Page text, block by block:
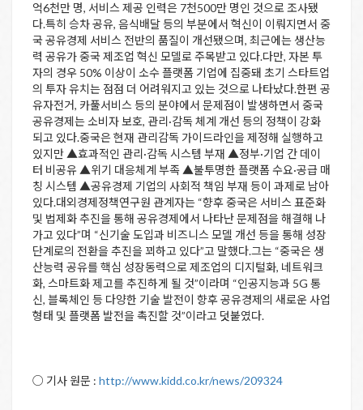
억6천만 명, 서비스 제공 인력은 7천500만 명인 것으로 조사됐
다.특히 승차 공유, 음식배달 등의 부분에서 혁신이 이뤄지면서 중
국 공유경제 서비스 전반의 품질이 개선됐으며, 최근에는 생산능
력 공유가 중국 제조업 혁신 모델로 주목받고 있다.다만, 자본 투
자의 경우 50% 이상이 소수 플랫폼 기업에 집중돼 초기 스타트업
의 투자 유치는 점점 더 어려워지고 있는 것으로 나타났다.한편 공
유자전거, 카풀서비스 등의 분야에서 문제점이 발생하면서 중국
공유경제는 소비자 보호, 관리·감독 체계 개선 등의 정책이 강화
되고 있다.중국은 현재 관리감독 가이드라인을 제정해 실행하고
있지만 ▲효과적인 관리·감독 시스템 부재 ▲정부·기업 간 데이
터 비공유 ▲위기 대응체계 부족 ▲불투명한 플랫폼 수요·공급 매
칭 시스템 ▲공유경제 기업의 사회적 책임 부재 등이 과제로 남아
있다.대외경제정책연구원 관계자는 “향후 중국은 서비스 표준화
및 법제화 추진을 통해 공유경제에서 나타난 문제점을 해결해 나
가고 있다”며 “신기술 도입과 비즈니스 모델 개선 등을 통해 성장
단계로의 전환을 추진을 꾀하고 있다”고 말했다.그는 “중국은 생
산능력 공유를 핵심 성장동력으로 제조업의 디지털화, 네트워크
화, 스마트화 제고를 추진하게 될 것”이라며 “인공지능과 5G 통
신, 블록체인 등 다양한 기술 발전이 향후 공유경제의 새로운 사업
형태 및 플랫폼 발전을 촉진할 것”이라고 덧붙였다.
○ 기사 원문 : http://www.kidd.co.kr/news/209324